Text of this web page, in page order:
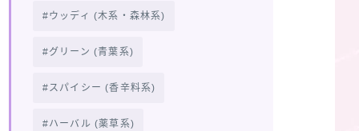
ウッディ (木系・森林系)
グリーン (青葉系)
スパイシー (香辛料系)
ハーバル (薬草系)